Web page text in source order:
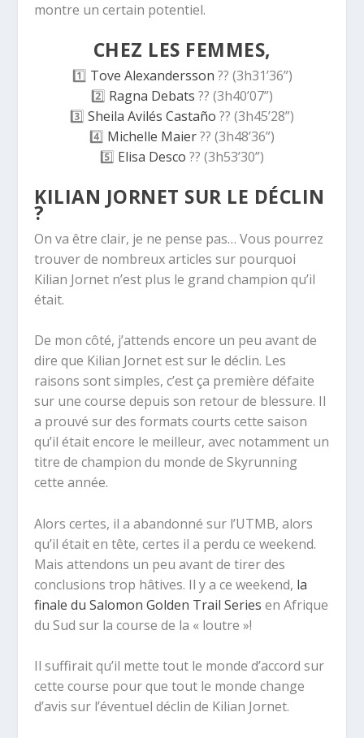
montre un certain potentiel.
CHEZ LES FEMMES,
1️⃣ Tove Alexandersson ?? (3h31’36”)
2️⃣ Ragna Debats ?? (3h40’07”)
3️⃣ Sheila Avilés Castaño ?? (3h45’28”)
4️⃣ Michelle Maier?? (3h48’36”)
5️⃣ Elisa Desco ?? (3h53’30”)
KILIAN JORNET SUR LE DÉCLIN
?
On va être clair, je ne pense pas… Vous pourrez
trouver de nombreux articles sur pourquoi
Kilian Jornet n’est plus le grand champion qu’il
était.
De mon côté, j’attends encore un peu avant de
dire que Kilian Jornet est sur le déclin. Les
raisons sont simples, c’est ça première défaite
sur une course depuis son retour de blessure. Il
a prouvé sur des formats courts cette saison
qu’il était encore le meilleur, avec notamment un
titre de champion du monde de Skyrunning
cette année.
Alors certes, il a abandonné sur l’UTMB, alors
qu’il était en tête, certes il a perdu ce weekend.
Mais attendons un peu avant de tirer des
conclusions trop hâtives. Il y a ce weekend, la
finale du Salomon Golden Trail Seriesen Afrique
du Sud sur la course de la « loutre »!
Il suffirait qu’il mette tout le monde d’accord sur
cette course pour que tout le monde change
d’avis sur l’éventuel déclin de Kilian Jornet.